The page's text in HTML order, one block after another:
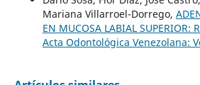
Mariana Villarroel-Dorrego,
EN MUCOSA LABIAL SUPERIOR:
Acta Odontológica Venezolana: